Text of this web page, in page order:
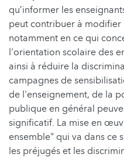
qu’informer les
peut contribuer à
notamment en ce qui
l'orientation scolaire des
ainsi à réduire la
campagnes de
de l'enseignement, de la
publique en général
significatif. La mise en
ensemble" qui va dans ce
les préjugés et les